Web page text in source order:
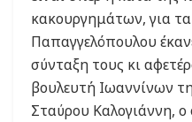
κακουργημάτων, για
Παπαγγελόπουλου
σύνταξη τους κι
βουλευτή Ιωαννίνων
Σταύρου Καλογιάννη, ο